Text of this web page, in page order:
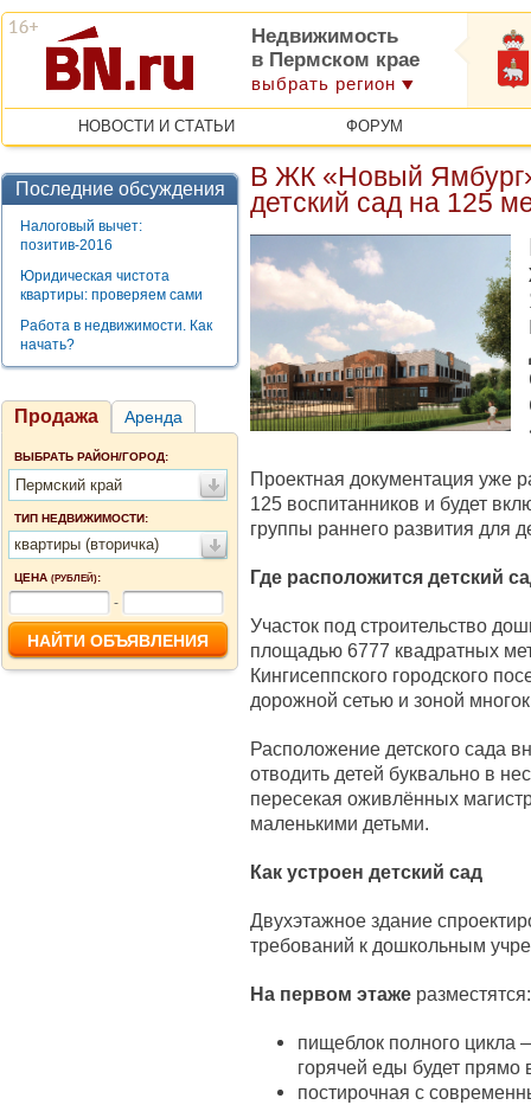
Недвижимость
в Пермском крае
выбрать регион
НОВОСТИ И СТАТЬИ ФОРУМ
Последние обсуждения
Налоговый вычет:
позитив-2016
Юридическая чистота
квартиры: проверяем сами
Работа в недвижимости. Как
начать?
Продажа Аренда
ВЫБРАТЬ РАЙОН/ГОРОД:
Пермский край
ТИП НЕДВИЖИМОСТИ:
квартиры (вторичка)
ЦЕНА (РУБЛЕЙ):
-
В ЖК «Новый
детский сад на 125
Проектная документация уже
125 воспитанников и будет
группы раннего развития для
Где расположится детский
Участок под строительство
площадью 6777 квадратных
Кингисеппского городского
дорожной сетью и зоной
Расположение детского сада
отводить детей буквально в
пересекая оживлённых
маленькими детьми.
Как устроен детский сад
Двухэтажное здание
требований к дошкольным
На первом этаже разместятся:
пищеблок полного цикла
горячей еды будет прямо
постирочная с